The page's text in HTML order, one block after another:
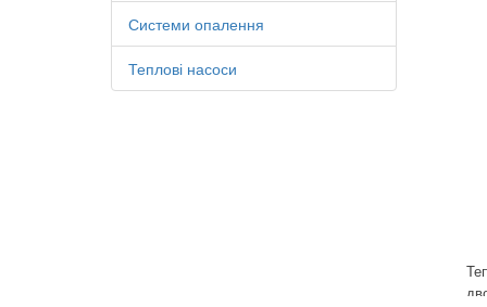
Системи опалення
Теплові насоси